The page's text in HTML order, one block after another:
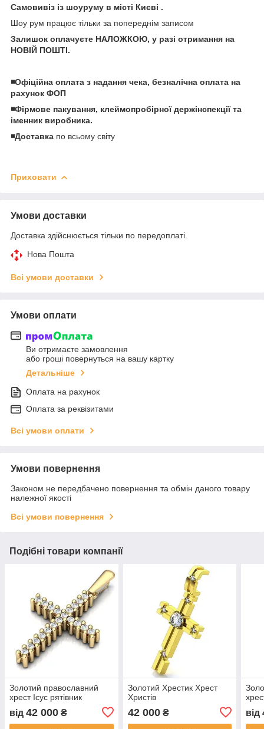
Самовивіз із шоуруму в місті Києві .
Шоу рум працює тільки за попереднім записом
Залишок оплачуєте НАЛОЖКОЮ, у разі отримання на
НОВІЙ ПОШТІ.
◾️Офіційна оплата з надання чека, безналічна оплата на
рахунок ФОП
◾️Фірмове пакування, клеймопробірної держінспекції та
іменник виробника.
◾️Доставка по всьому світу
Приховати
Умови доставки
Доставка здійснюється тільки по передоплаті.
Нова Пошта
Всі умови доставки
Умови оплати
Ви отримаєте замовлення
або гроші повернуться на вашу картку
Детальніше
Оплата на рахунок
Оплата за реквізитами
Всі умови оплати
Умови повернення
Законом не передбачено повернення та обмін даного товару
належної якості
Всі умови повернення
Подібні товари компанії
Золотий православний
хрест Ісус рятівник
від 42 000 ₴
Золотий Хрестик Хрест
Христів
42 000₴ від